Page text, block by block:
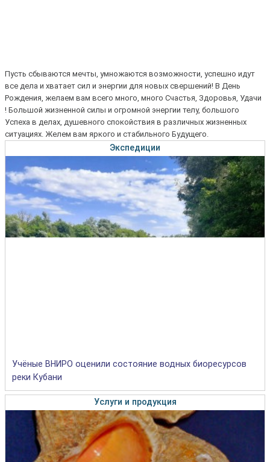
Пусть сбываются мечты, умножаются возможности, успешно идут
все дела и хватает сил и энергии для новых свершений! В День
Рождения, желаем вам всего много, много Счастья, Здоровья, Удачи
! Большой жизненной силы и огромной энергии телу, большого
Успеха в делах, душевного спокойствия в различных жизненных
ситуациях. Желем вам яркого и стабильного Будущего.
Экспедиции
Учёные ВНИРО оценили состояние водных биоресурсов
реки Кубани
Услуги и продукция